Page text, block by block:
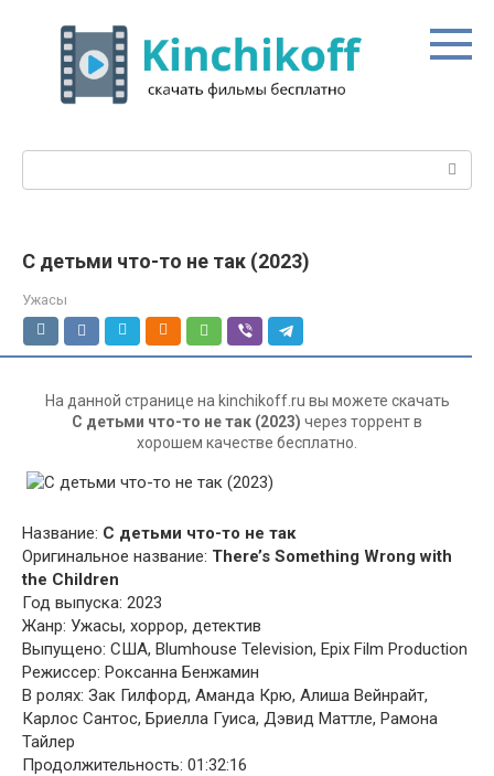
контенту
С детьми что-то не так (2023)
Ужасы
На данной странице на kinchikoff.ru вы можете скачать
С детьми что-то не так (2023) через торрент в
хорошем качестве бесплатно.
Название: С детьми что-то не так
Оригинальное название: There’s Something Wrong with
the Children
Год выпуска: 2023
Жанр: Ужасы, хоррор, детектив
Выпущено: США, Blumhouse Television, Epix Film Production
Режиссер: Роксанна Бенжамин
В ролях: Зак Гилфорд, Аманда Крю, Алиша Вейнрайт,
Карлос Сантос, Бриелла Гуиса, Дэвид Маттле, Рамона
Тайлер
Продолжительность: 01:32:16